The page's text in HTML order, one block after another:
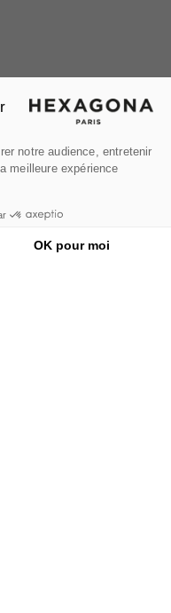
notre audience, entretenir
meilleure expérience
OK pour moi